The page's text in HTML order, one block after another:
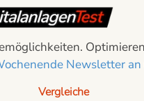
Newsletter
Vergleiche